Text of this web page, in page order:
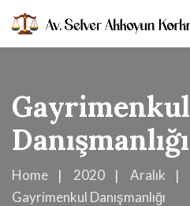
Gayrimenkul
Danışmanlığı
Home 2020
Aralık
Gayrimenkul Danışmanlığı